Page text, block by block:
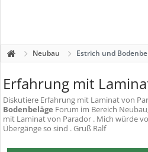
Neubau Estrich und
Erfahrung mit
Diskutiere Erfahrung mit Laminat von
Bodenbeläge Forum im Bereich
mit Laminat von Parador . Mich würde
Übergänge so sind . Gruß Ralf